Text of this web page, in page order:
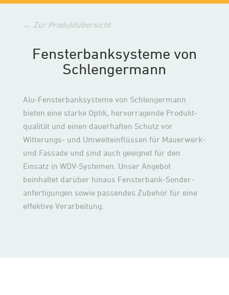
← Zur Produktübersicht
Fensterbanksysteme von
Schlengermann
Alu-Fensterbanksysteme von Schlengermann
bieten eine starke Optik, hervorragende Produkt­
qualität und einen dauerhaften Schutz vor
Witterungs- und Umwelteinflüssen für Mauer­werk-
und Fassade und sind auch geeignet für den
Einsatz in WDV-Systemen. Unser Angebot
beinhaltet darüber hinaus Fenster­bank-Sonder­
anfertigungen sowie passendes Zubehör für eine
effektive Verarbeitung.